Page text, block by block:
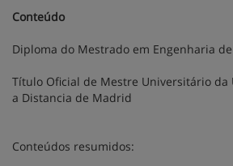
Conteúdo
Diploma do Mestrado em Engenharia
Título Oficial de Mestre Universitário da
a Distancia de Madrid
Conteúdos resumidos: